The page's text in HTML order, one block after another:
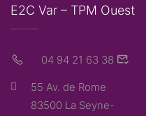
E2C Var – TPM Ouest
04 94 21 63 38
55 Av. de Rome
83500 La Seyne-